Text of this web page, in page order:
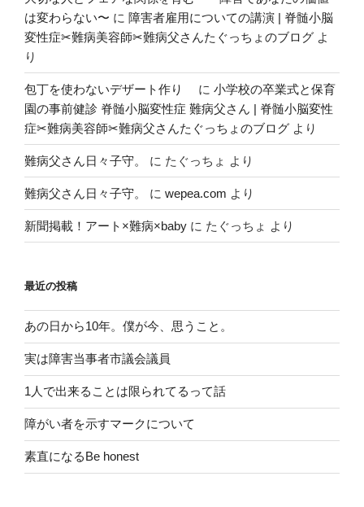
は変わらない〜 に 障害者雇用についての講演 | 脊髄小脳
変性症✂︎難病美容師✂︎難病父さんたぐっちょのブログ よ
り
包丁を使わないデザート作り に 小学校の卒業式と保育
園の事前健診 脊髄小脳変性症 難病父さん | 脊髄小脳変性
症✂︎難病美容師✂︎難病父さんたぐっちょのブログ より
難病父さん日々子守。 に たぐっちょ より
難病父さん日々子守。 に wepea.com より
新聞掲載！アート×難病×baby に たぐっちょ より
最近の投稿
あの日から10年。僕が今、思うこと。
実は障害当事者市議会議員
1人で出来ることは限られてるって話
障がい者を示すマークについて
素直になるBe honest